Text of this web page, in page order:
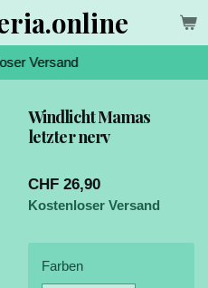
Versand
Windlicht Mamas
letzter nerv
CHF 26,90
Kostenloser Versand
Farben